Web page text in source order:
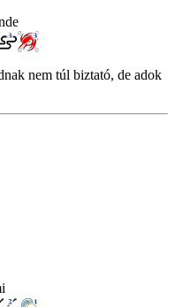
nem túl biztató, de adok